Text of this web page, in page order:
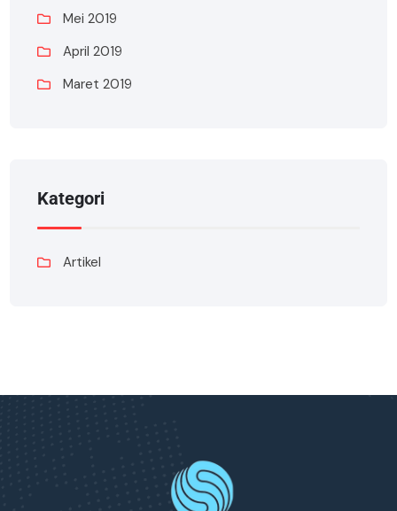
Mei 2019
April 2019
Maret 2019
Kategori
Artikel